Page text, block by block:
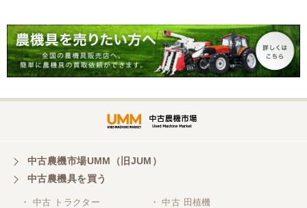
対応が良く、機械も良いようです。
東京都／購入者
東京都／がーさん
その日に評価しましたが届いてませんか？ 届いてな
ければ再度送信しますが。 大橋粉砕機です。
DraCom 粉砕機 ガソリン
現状渡し【P10943518】
ット 樹木粉砕機 現状渡し
【Q11314625】
中古農機市場UMM（旧JUM）
中古農機具を買う
・ 中古 トラクター ・ 中古 田植機